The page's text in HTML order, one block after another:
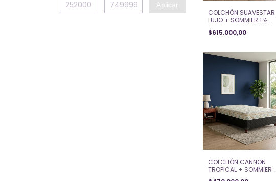
Aplicar
COLCHÓN SUAVESTAR
LUJO + SOMMIER 1 ½
PLAZA (100X190X23)
$615.000,00
COLCHÓN CANNON
TROPICAL + SOMMIER 1
½ PLAZA (100x190x18)